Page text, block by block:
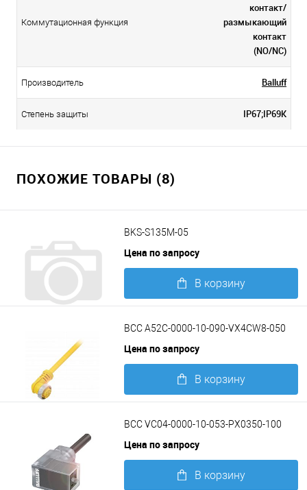
Коммутационная функция
контакт/
размыкающий
контакт
(NO/NC)
Производитель Balluff
Степень защиты IP67;IP69K
ПОХОЖИЕ ТОВАРЫ (8)
BKS-S135M-05
Цена по запросу
В корзину
BCC A52C-0000-10-090-VX4CW8-050
Цена по запросу
В корзину
BCC VC04-0000-10-053-PX0350-100
Цена по запросу
В корзину